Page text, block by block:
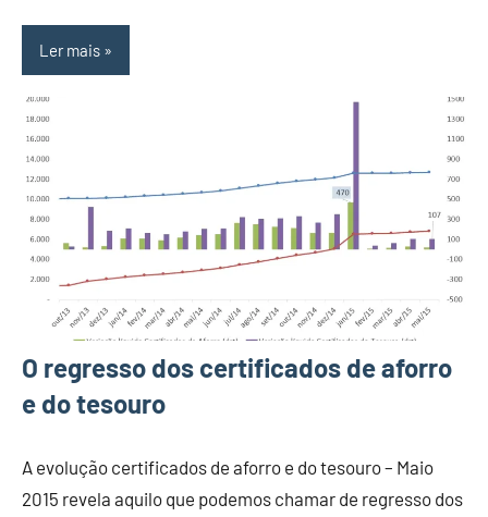
Ler mais
O regresso dos certificados de aforro
e do tesouro
A evolução certificados de aforro e do tesouro – Maio
2015 revela aquilo que podemos chamar de regresso dos